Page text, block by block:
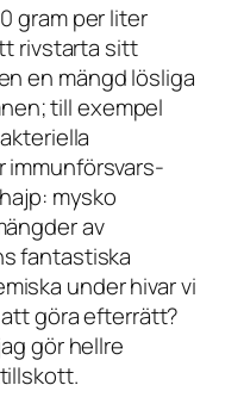
gram per liter
rivstarta sitt
en mängd lösliga
till exempel
immunförsvars-
mysko
av
fantastiska
under hivar vi
göra efterrätt?
gör hellre